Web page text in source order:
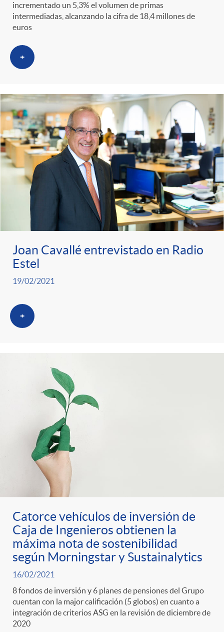
incrementado un 5,3% el volumen de primas
intermediadas, alcanzando la cifra de 18,4 millones de
euros
+
Joan Cavallé entrevistado en Radio
Estel
19/02/2021
+
Catorce vehículos de inversión de
Caja de Ingenieros obtienen la
máxima nota de sostenibilidad
según Morningstar y Sustainalytics
16/02/2021
8 fondos de inversión y 6 planes de pensiones del Grupo
cuentan con la major calificación (5 globos) en cuanto a
integración de criterios ASG en la revisión de diciembre de
2020